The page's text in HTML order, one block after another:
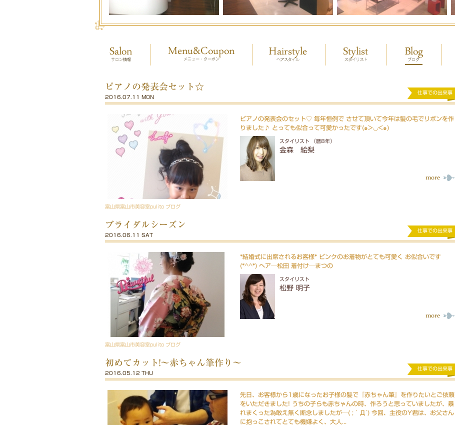
ピアノの発表会セット☆
2016.07.11 MON
仕事での出来事
ピアノの発表会のセット♡ 毎年恒例で させて頂いて今年は髪の毛でリボンを作
りました♪ とっても似合って可愛かったです(๑>◡<๑)
スタイリスト （暦8年）
金森 絵梨
富山県富山市美容室pulito ブログ
ブライダルシーズン
2016.06.11 SAT
仕事での出来事
*結婚式に出席されるお客様* ピンクのお着物がとても可愛く お似合いです
(*^^*) ヘア…松田 着付け…まつの
スタイリスト
松野 明子
富山県富山市美容室pulito ブログ
初めてカット!〜赤ちゃん筆作り〜
2016.05.12 THU
仕事での出来事
先日、お客様から1歳になったお子様の髪で『赤ちゃん筆』を作りたいとご依頼
をいただきました! うちの子らも赤ちゃんの時、作ろうと思っていましたが、暴
れまくった為敢え無く断念しましたが…( ;´Д`) 今回、主役のY君は、お父さん
に抱っこされてとても機嫌よく、大人...